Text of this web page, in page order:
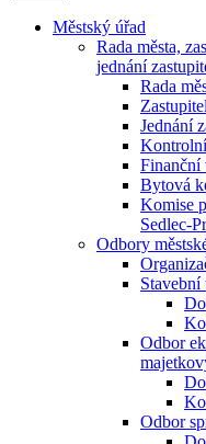
Městský úřad
Rada města,
jednání
Rada
Jednání
Finanční
Bytová
Komise
Sedlec-
Odbory
Stavební
Odbor
Odbor